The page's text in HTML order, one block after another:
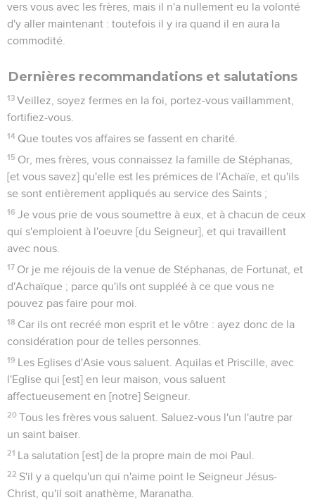
vers vous avec les frères, mais il n'a nullement eu la volonté
d'y aller maintenant : toutefois il y ira quand il en aura la
commodité.
Dernières recommandations et salutations
13 Veillez, soyez fermes en la foi, portez-vous vaillamment,
fortifiez-vous.
14 Que toutes vos affaires se fassent en charité.
15 Or, mes frères, vous connaissez la famille de Stéphanas,
[et vous savez] qu'elle est les prémices de l'Achaïe, et qu'ils
se sont entièrement appliqués au service des Saints ;
16 Je vous prie de vous soumettre à eux, et à chacun de ceux
qui s'emploient à l'oeuvre [du Seigneur], et qui travaillent
avec nous.
17 Or je me réjouis de la venue de Stéphanas, de Fortunat, et
d'Achaïque ; parce qu'ils ont suppléé à ce que vous ne
pouvez pas faire pour moi.
18 Car ils ont recréé mon esprit et le vôtre : ayez donc de la
considération pour de telles personnes.
19 Les Eglises d'Asie vous saluent. Aquilas et Priscille, avec
l'Eglise qui [est] en leur maison, vous saluent
affectueusement en [notre] Seigneur.
20 Tous les frères vous saluent. Saluez-vous l'un l'autre par
un saint baiser.
21 La salutation [est] de la propre main de moi Paul.
22 S'il y a quelqu'un qui n'aime point le Seigneur Jésus-
Christ, qu'il soit anathème, Maranatha.